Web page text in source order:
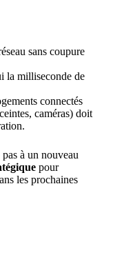
sans coupure
la milliseconde de
connectés
caméras) doit
à un nouveau
pour
les prochaines